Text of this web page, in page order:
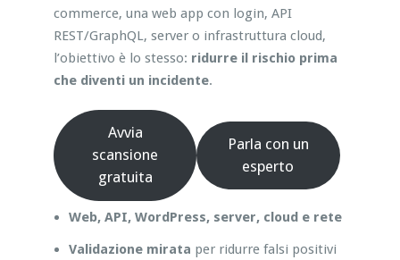
commerce, una web app con login, API
REST/GraphQL, server o infrastruttura cloud,
l’obiettivo è lo stesso: ridurre il rischio prima
che diventi un incidente.
Avvia
scansione
gratuita
Parla con un
esperto
Web, API, WordPress, server, cloud e rete
Validazione mirata per ridurre falsi positivi